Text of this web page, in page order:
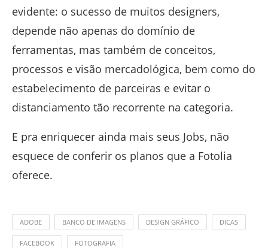
evidente: o sucesso de muitos designers,
depende não apenas do domínio de
ferramentas, mas também de conceitos,
processos e visão mercadológica, bem como do
estabelecimento de parceiras e evitar o
distanciamento tão recorrente na categoria.
E pra enriquecer ainda mais seus Jobs, não
esquece de conferir os planos que a Fotolia
oferece.
ADOBE BANCO DE IMAGENS DESIGN GRÁFICO DICAS
FACEBOOK FOTOGRAFIA